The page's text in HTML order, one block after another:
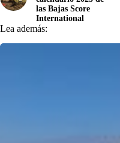
las Bajas Score
International
Lea además: